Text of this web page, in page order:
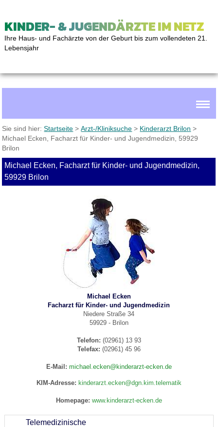
KINDER- & JUGENDÄRZTE IM NETZ
Ihre Haus- und Fachärzte von der Geburt bis zum vollendeten 21.
Lebensjahr
Sie sind hier:Startseite >Arzt-/Kliniksuche > Kinderarzt Brilon >
Michael Ecken, Facharzt für Kinder- und Jugendmedizin, 59929
Brilon
Michael Ecken, Facharzt für Kinder- und Jugendmedizin,
59929 Brilon
Michael Ecken
Facharzt für Kinder- und Jugendmedizin
Niedere Straße 34
59929 - Brilon
Telefon: (02961) 13 93
Telefax: (02961) 45 96
E-Mail: michael.ecken@kinderarzt-ecken.de
KIM-Adresse: kinderarzt.ecken@dgn.kim.telematik
Homepage: www.kinderarzt-ecken.de
Telemedizinische